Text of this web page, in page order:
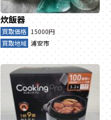
炊飯器
買取価格 15000円
買取地域 浦安市